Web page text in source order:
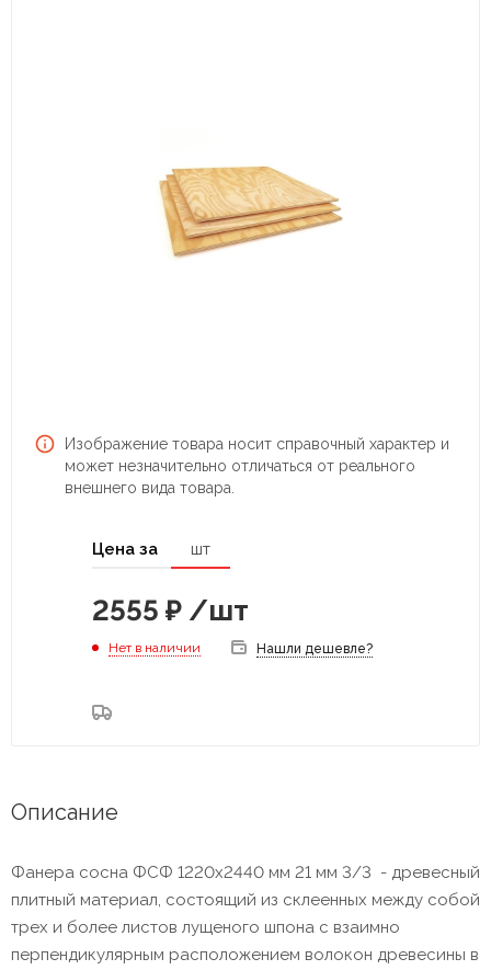
Изображение товара носит справочный характер и
может незначительно отличаться от реального
внешнего вида товара.
Цена за шт
2555 ₽ /шт
Нет в наличии Нашли дешевле?
Описание
Фанера сосна ФСФ 1220x2440 мм 21 мм 3/3 - древесный
плитный материал, состоящий из склеенных между собой
трех и более листов лущеного шпона с взаимно
перпендикулярным расположением волокон древесины в